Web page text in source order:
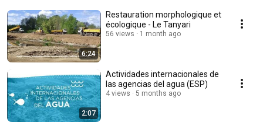
6:24
Restauration morphologique et
écologique - Le Tanyari
56 views 1 month ago
2:07
Actividades internacionales de
las agencias del agua (ESP)
4 views 5 months ago